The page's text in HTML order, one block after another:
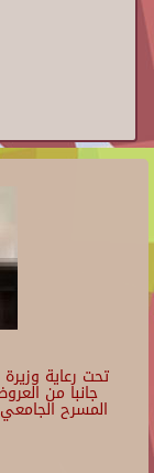
تحت رعاية
جانبا من